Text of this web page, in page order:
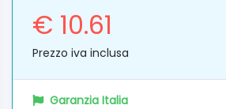
€ 10.61
Prezzo iva inclusa
Garanzia Italia